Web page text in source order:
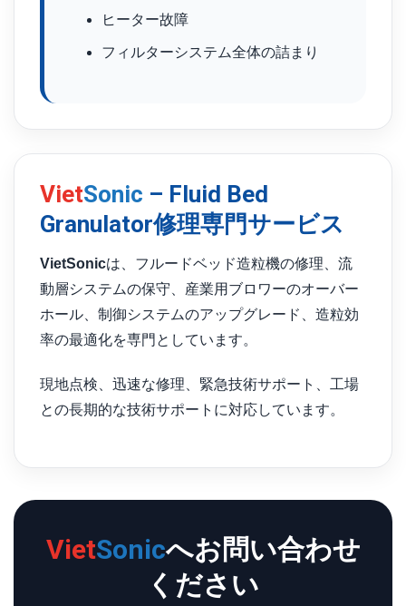
ヒーター故障
フィルターシステム全体の詰まり
VietSonic – Fluid Bed
Granulator修理専門サービス
VietSonicは、フルードベッド造粒機の修理、流
動層システムの保守、産業用ブロワーのオーバー
ホール、制御システムのアップグレード、造粒効
率の最適化を専門としています。
現地点検、迅速な修理、緊急技術サポート、工場
との長期的な技術サポートに対応しています。
VietSonicへお問い合わせ
ください